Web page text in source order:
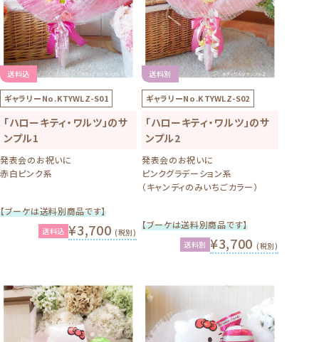
送料込
ギャラリーNo.KTYWLZ-S01
「ハローキティ・ワルツ」のサ
ンプル1
発表会のお祝いに
赤白ピンク系
【ブーケは送料別商品です】
送料込 ¥3,700(税別)
送料別
ギャラリーNo.KTYWLZ-S02
「ハローキティ・ワルツ」のサ
ンプル2
発表会のお祝いに
ピンクグラデーション系
（キャンディのみいちごカラー）
【ブーケは送料別商品です】
送料別 ¥3,700 (税別)